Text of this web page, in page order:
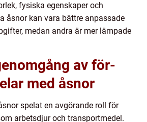
fysiska egenskaper och
åsnor kan vara bättre anpassade
medan andra är mer lämpade
av för-
med åsnor
spelat en avgörande roll för
arbetsdjur och transportmedel.